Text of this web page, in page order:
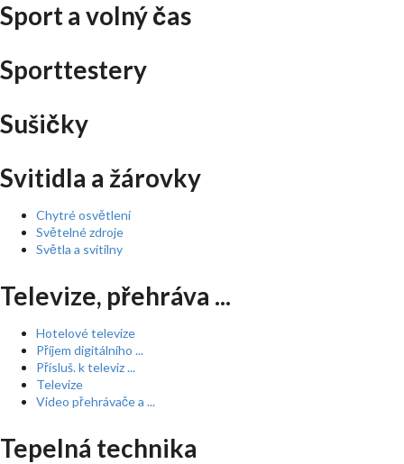
Sport a volný čas
Sporttestery
Sušičky
Svitidla a žárovky
Chytré osvětlení
Světelné zdroje
Světla a svítilny
Televize, přehráva ...
Hotelové televize
Příjem digitálního ...
Přísluš. k televiz ...
Televize
Video přehrávače a ...
Tepelná technika